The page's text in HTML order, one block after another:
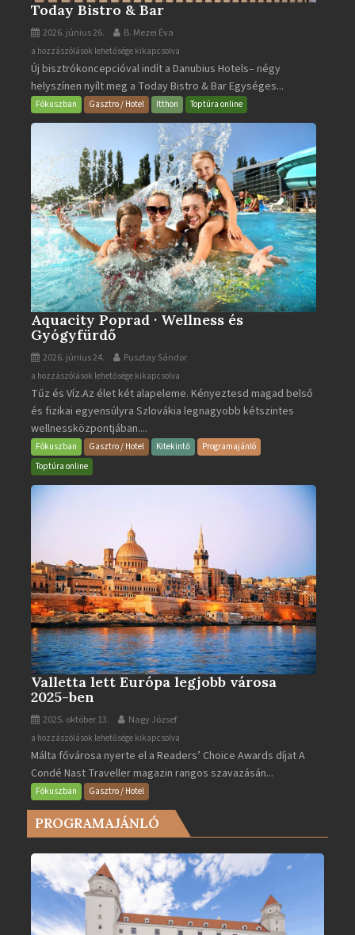
Today Bistro & Bar
2026. június 26. B. Mezei Éva
Today
Bistro
&
Bar
bejegyzéshez
a hozzászólások lehetősége kikapcsolva
Új bisztrókoncepcióval indít a Danubius Hotels– négy
helyszínen nyílt meg a Today Bistro & Bar Egységes...
Fókuszban Gasztro / Hotel Itthon Toptúra online
Aquacity Poprad · Wellness és
Gyógyfürdő
2026. június 24. Pusztay Sándor
Aquacity
Poprad
·
Wellness
és
Gyógyfürdő
a hozzászólások lehetősége kikapcsolva
Tűz és Víz.Az élet két alapeleme. Kényeztesd magad belső
és fizikai egyensúlyra Szlovákia legnagyobb kétszintes
wellnessközpontjában....
Fókuszban Gasztro / Hotel Kitekintő
Programajánló
Toptúra online
Valletta lett Európa legjobb városa
2025-ben
2025. október 13. Nagy József
Valletta
lett
Európa
legjobb
városa
2025-
bejegyzéshez
a hozzászólások lehetősége kikapcsolva
Málta fővárosa nyerte el a Readers’ Choice Awards díjat A
Condé Nast Traveller magazin rangos szavazásán...
Fókuszban Gasztro / Hotel
PROGRAMAJÁNLÓ